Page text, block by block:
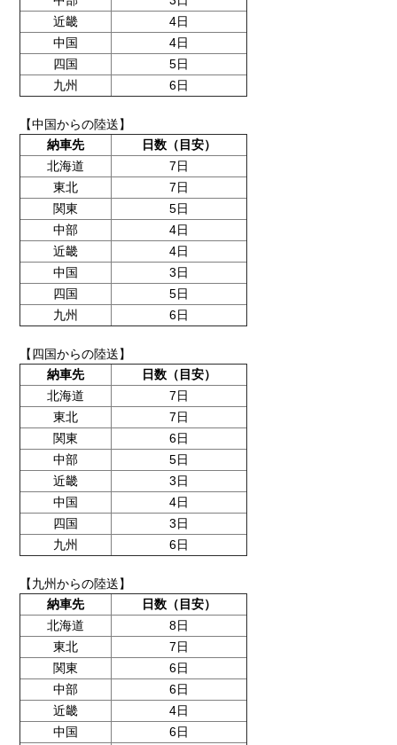
近畿
4日
中国
4日
四国
5日
九州
6日
【中国からの陸送】
納車先
日数（目安）
北海道
7日
東北
7日
関東
5日
中部
4日
近畿
4日
中国
3日
四国
5日
九州
6日
【四国からの陸送】
納車先
日数（目安）
北海道
7日
東北
7日
関東
6日
中部
5日
近畿
3日
中国
4日
四国
3日
九州
6日
【九州からの陸送】
納車先
日数（目安）
北海道
8日
東北
7日
関東
6日
中部
6日
近畿
4日
中国
6日